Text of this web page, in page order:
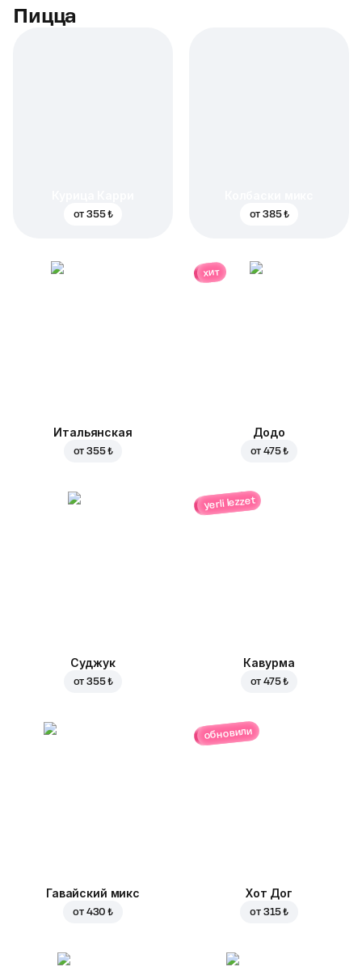
Пицца
от355 ₺ от385 ₺
Итальянская
от355 ₺
хит
Додо
от475 ₺
Суджук
от355 ₺
yerli lezzet
Кавурма
от475 ₺
Гавайский микс
от 430 ₺
обновили
Хот Дог
от 315 ₺